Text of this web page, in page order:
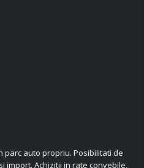
parc auto propriu. Posibilitati de
import. Achizitii in rate convebile,